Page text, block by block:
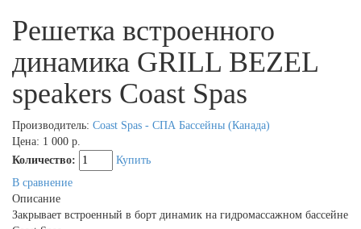
Решетка встроенного
динамика GRILL BEZEL
speakers Coast Spas
Производитель: Coast Spas - СПА Бассейны (Канада)
Цена: 1 000 р.
Количество:
Купить
В сравнение
Описание
Закрывает встроенный в борт динамик на гидромассажном бассейне